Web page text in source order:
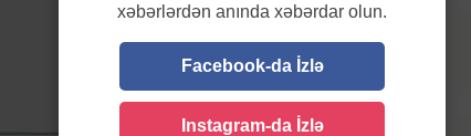
xəbərlərdən anında xəbərdar olun.
Facebook-da İzlə
Instagram-da İzlə